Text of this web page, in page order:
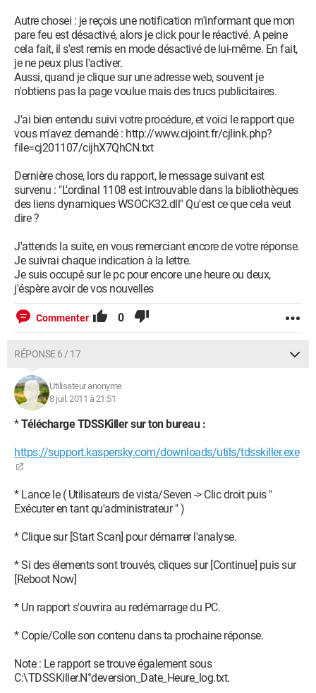
Autre chosei : je reçois une notification m'informant que mon
pare feu est désactivé, alors je click pour le réactivé. A peine
cela fait, il s'est remis en mode désactivé de lui-même. En fait,
je ne peux plus l'activer.
Aussi, quand je clique sur une adresse web, souvent je
n'obtiens pas la page voulue mais des trucs publicitaires.
J'ai bien entendu suivi votre procédure, et voici le rapport que
vous m'avez demandé : http://www.cijoint.fr/cjlink.php?
file=cj201107/cijhX7QhCN.txt
Dernière chose, lors du rapport, le message suivant est
survenu : "L'ordinal 1108 est introuvable dans la bibliothèques
des liens dynamiques WSOCK32.dll" Qu'est ce que cela veut
dire ?
J'attends la suite, en vous remerciant encore de votre réponse.
Je suivrai chaque indication à la lettre.
Je suis occupé sur le pc pour encore une heure ou deux,
j'éspère avoir de vos nouvelles
Commenter 0
RÉPONSE 6 / 17
Utilisateur anonyme
8 juil. 2011 à 21:51
*Télécharge TDSSKiller sur ton bureau :
https://support.kaspersky.com/downloads/utils/tdsskiller.exe
* Lance le ( Utilisateurs de vista/Seven -> Clic droit puis "
Exécuter en tant qu'administrateur " )
* Clique sur [Start Scan] pour démarrer l'analyse.
* Si des élements sont trouvés, cliques sur [Continue] puis sur
[Reboot Now]
* Un rapport s'ouvrira au redémarrage du PC.
* Copie/Colle son contenu dans ta prochaine réponse.
Note : Le rapport se trouve également sous
C:\TDSSKiller.N°deversion_Date_Heure_log.txt.